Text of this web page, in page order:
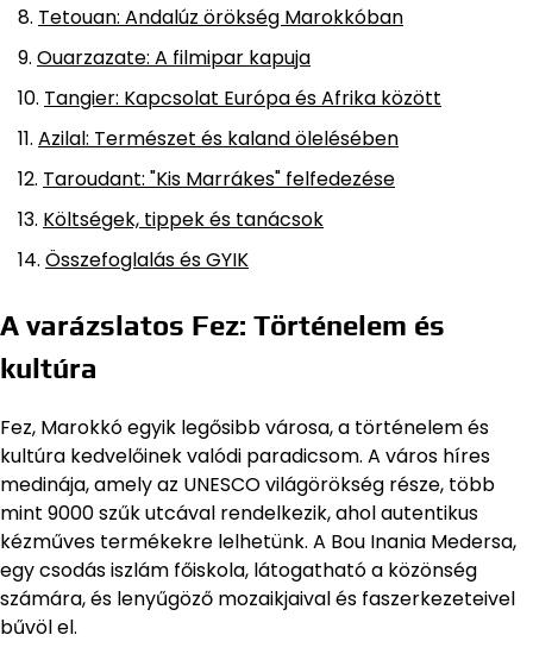
Tetouan: Andalúz örökség Marokkóban
Ouarzazate: A filmipar kapuja
Tangier: Kapcsolat Európa és Afrika között
Azilal: Természet és kaland ölelésében
Taroudant: "Kis Marrákes" felfedezése
Költségek, tippek és tanácsok
Összefoglalás és GYIK
A varázslatos Fez: Történelem és
kultúra
Fez, Marokkó egyik legősibb városa, a történelem és
kultúra kedvelőinek valódi paradicsom. A város híres
medinája, amely az UNESCO világörökség része, több
mint 9000 szűk utcával rendelkezik, ahol autentikus
kézműves termékekre lelhetünk. A Bou Inania Medersa,
egy csodás iszlám főiskola, látogatható a közönség
számára, és lenyűgöző mozaikjaival és faszerkezeteivel
bűvöl el.